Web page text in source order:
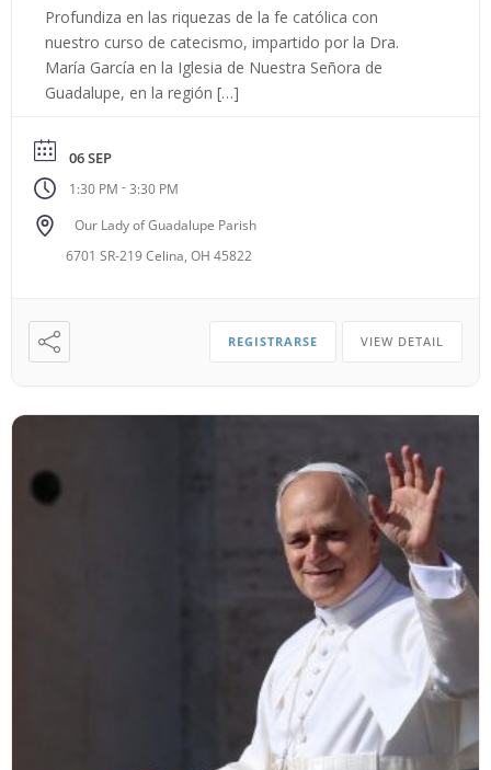
Profundiza en las riquezas de la fe católica con
nuestro curso de catecismo, impartido por la Dra.
María García en la Iglesia de Nuestra Señora de
Guadalupe, en la región […]
06 SEP
1:30 PM -3:30 PM
Our Lady of Guadalupe Parish
6701 SR-219 Celina, OH 45822
REGISTRARSE VIEW DETAIL